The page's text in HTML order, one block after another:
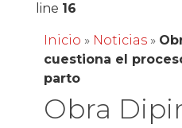
line 16
Inicio » Noticias»
cuestiona el
parto
Obra